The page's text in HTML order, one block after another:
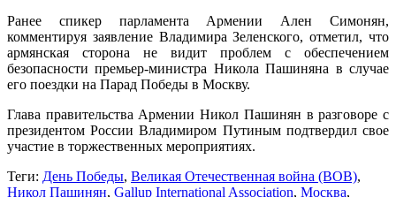
Ранее спикер парламента Армении Ален Симонян,
комментируя заявление Владимира Зеленского, отметил, что
армянская сторона не видит проблем с обеспечением
безопасности премьер-министра Никола Пашиняна в случае
его поездки на Парад Победы в Москву.
Глава правительства Армении Никол Пашинян в разговоре с
президентом России Владимиром Путиным подтвердил свое
участие в торжественных мероприятиях.
Теги: День Победы, Великая Отечественная война (ВОВ),
Никол Пашинян, Gallup International Association, Москва,